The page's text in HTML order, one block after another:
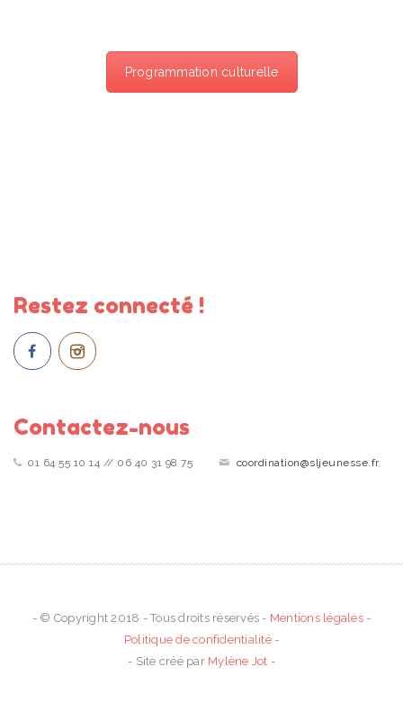
Programmation culturelle
Restez connecté !
Contactez-nous
01 64 55 10 14 // 06 40 31 98 75 coordination@sljeunesse.fr
- © Copyright 2018 - Tous droits réservés - Mentions légales-
Politique de confidentialité-
- Site créé par Mylène Jot -